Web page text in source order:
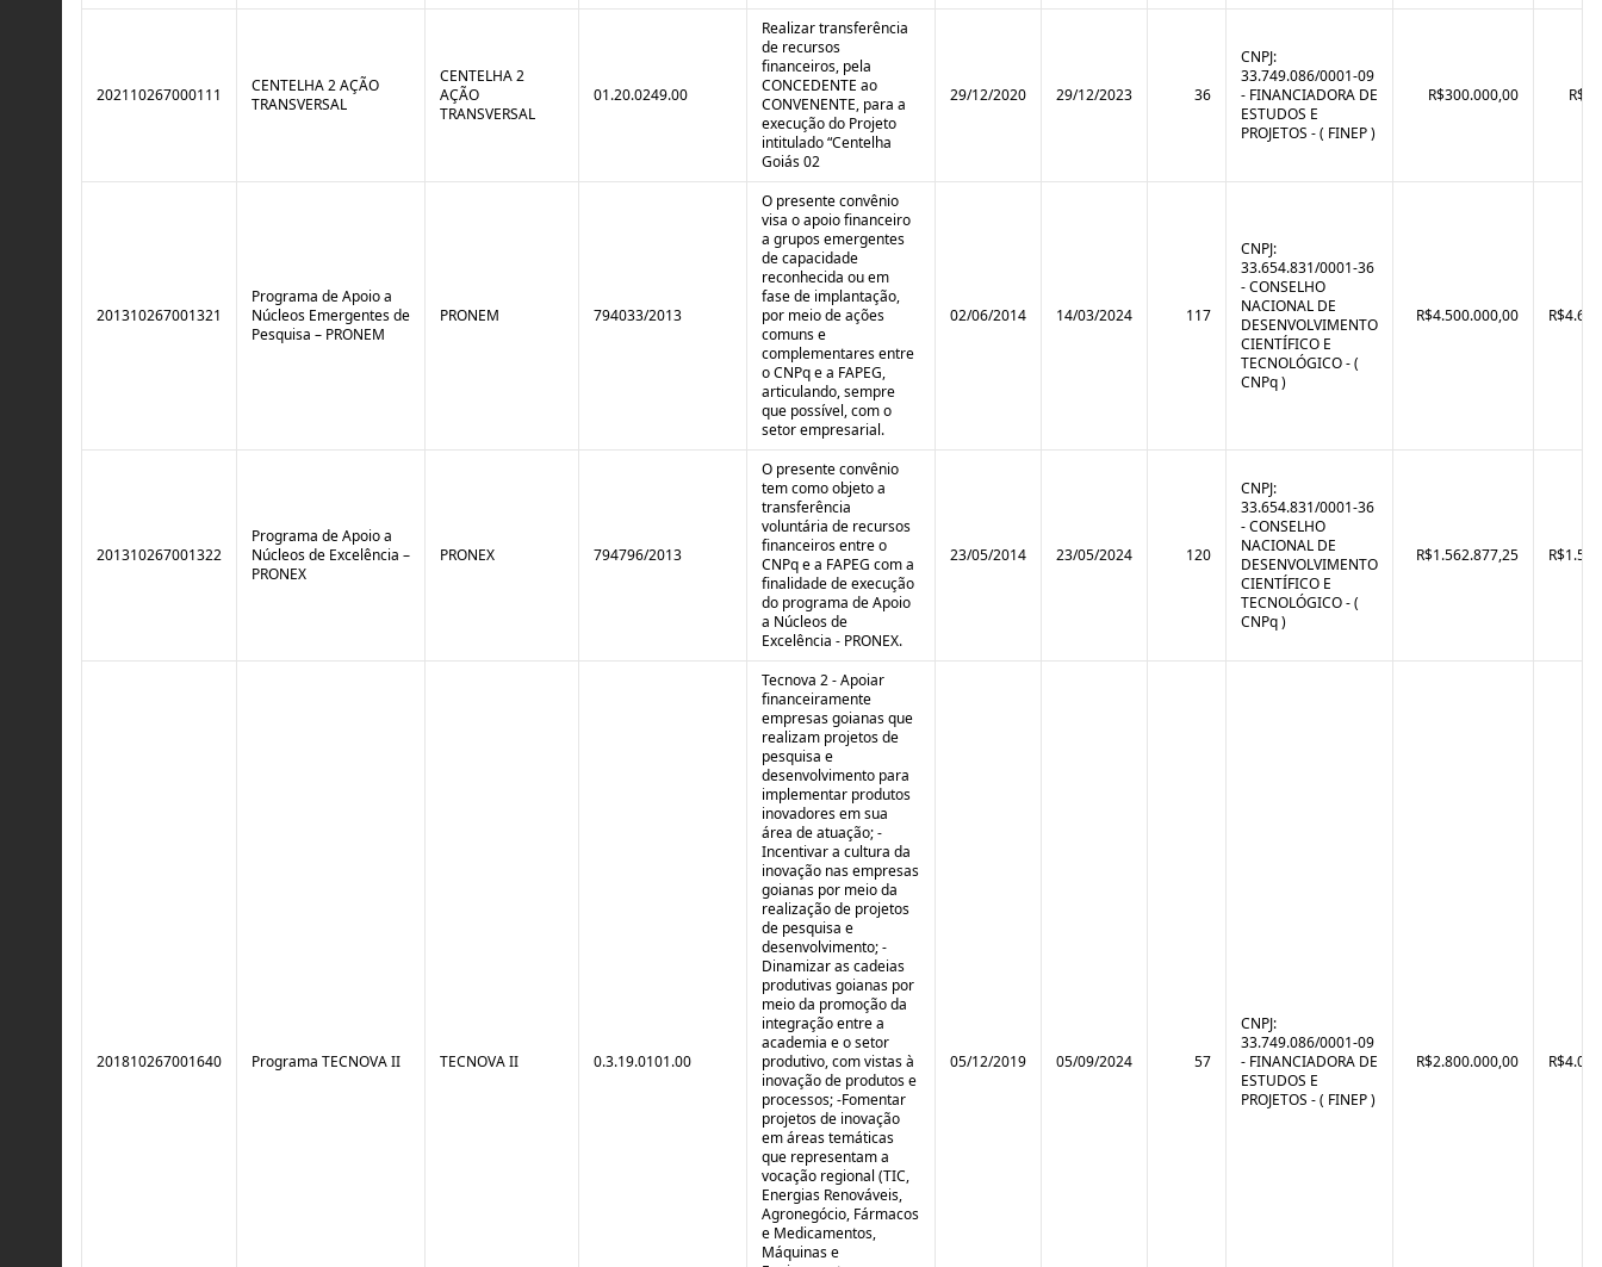
202110267000111
CENTELHA 2 AÇÃO
TRANSVERSAL
CENTELHA 2
AÇÃO
TRANSVERSAL
01.20.0249.00
Realizar transferência
de recursos
financeiros, pela
CONCEDENTE ao
CONVENENTE, para a
execução do Projeto
intitulado “Centelha
Goiás 02
29/12/2020 29/12/2023 36
CNPJ:
33.749.086/0001-09
- FINANCIADORA DE
ESTUDOS E
PROJETOS - ( FINEP )
R$300.000,00
201310267001321
Programa de Apoio a
Núcleos Emergentes de
Pesquisa – PRONEM
PRONEM 794033/2013
O presente convênio
visa o apoio financeiro
a grupos emergentes
de capacidade
reconhecida ou em
fase de implantação,
por meio de ações
comuns e
complementares entre
o CNPq e a FAPEG,
articulando, sempre
que possível, com o
setor empresarial.
02/06/2014 14/03/2024 117
CNPJ:
33.654.831/0001-36
- CONSELHO
NACIONAL DE
DESENVOLVIMENTO
CIENTÍFICO E
TECNOLÓGICO - (
CNPq )
R$4.500.000,00
201310267001322
Programa de Apoio a
Núcleos de Excelência –
PRONEX
PRONEX 794796/2013
O presente convênio
tem como objeto a
transferência
voluntária de recursos
financeiros entre o
CNPq e a FAPEG com a
finalidade de execução
do programa de Apoio
a Núcleos de
Excelência - PRONEX.
23/05/2014 23/05/2024 120
CNPJ:
33.654.831/0001-36
- CONSELHO
NACIONAL DE
DESENVOLVIMENTO
CIENTÍFICO E
TECNOLÓGICO - (
CNPq )
R$1.562.877,25
201810267001640 Programa TECNOVA II TECNOVA II 0.3.19.0101.00
Tecnova 2 - Apoiar
financeiramente
empresas goianas que
realizam projetos de
pesquisa e
desenvolvimento para
implementar produtos
inovadores em sua
área de atuação; -
Incentivar a cultura da
inovação nas empresas
goianas por meio da
realização de projetos
de pesquisa e
desenvolvimento; -
Dinamizar as cadeias
produtivas goianas por
meio da promoção da
integração entre a
academia e o setor
produtivo, com vistas à
inovação de produtos e
processos; -Fomentar
projetos de inovação
em áreas temáticas
que representam a
vocação regional (TIC,
Energias Renováveis,
Agronegócio, Fármacos
e Medicamentos,
Máquinas e
05/12/2019 05/09/2024 57
CNPJ:
33.749.086/0001-09
- FINANCIADORA DE
ESTUDOS E
PROJETOS - ( FINEP )
R$2.800.000,00